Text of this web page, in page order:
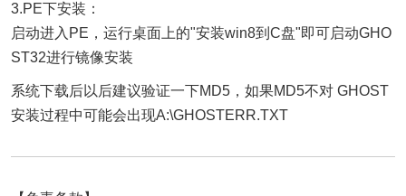
3.PE下安装：
启动进入PE，运行桌面上的"安装win8到C盘"即可启动GHO
ST32进行镜像安装
系统下载后以后建议验证一下MD5，如果MD5不对 GHOST
安装过程中可能会出现A:\GHOSTERR.TXT